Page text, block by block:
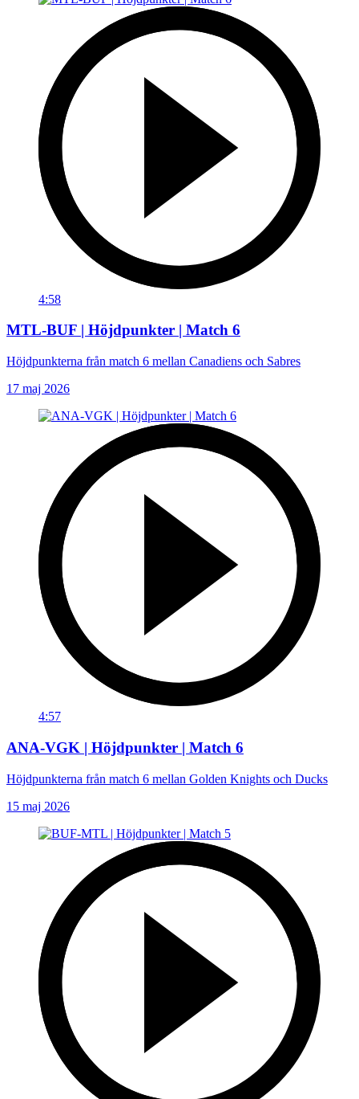
4:58
MTL-BUF | Höjdpunkter | Match 6
Höjdpunkterna från match 6 mellan Canadiens och Sabres
17 maj 2026
4:57
ANA-VGK | Höjdpunkter | Match 6
Höjdpunkterna från match 6 mellan Golden Knights och Ducks
15 maj 2026